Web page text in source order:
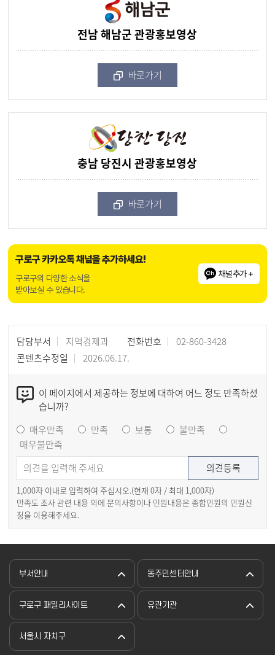
전남 해남군 관광홍보영상
바로가기
충남 당진시 관광홍보영상
바로가기
구로구 카카오톡 채널을 추가하세요!
구로구의 다양한 소식을
받아보실 수 있습니다.
채널추가 +
담당부서 지역경제과 전화번호
02-860-3428
콘텐츠수정일
2026.06.17.
이 페이지에서 제공하는 정보에 대하여 어느 정도 만족하셨
습니까?
매우만족
만족 보통
불만족
매우불만족
1,000자 이내로 입력하여 주십시오.(현재 0자 / 최대 1,000자)
만족도 조사 관련 내용 외에 문의사항이나 민원내용은 종합민원의 민원신
청을 이용해주세요.
부서안내 동주민센터안내
구로구 패밀리사이트 유관기관
서울시 자치구